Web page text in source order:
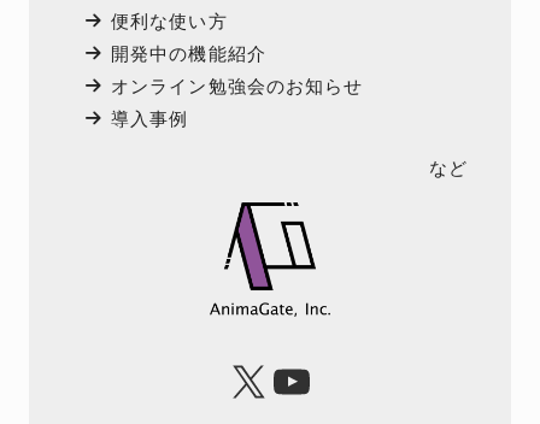
便利な使い方
開発中の機能紹介
オンライン勉強会のお知らせ
導入事例
など
X YouTube